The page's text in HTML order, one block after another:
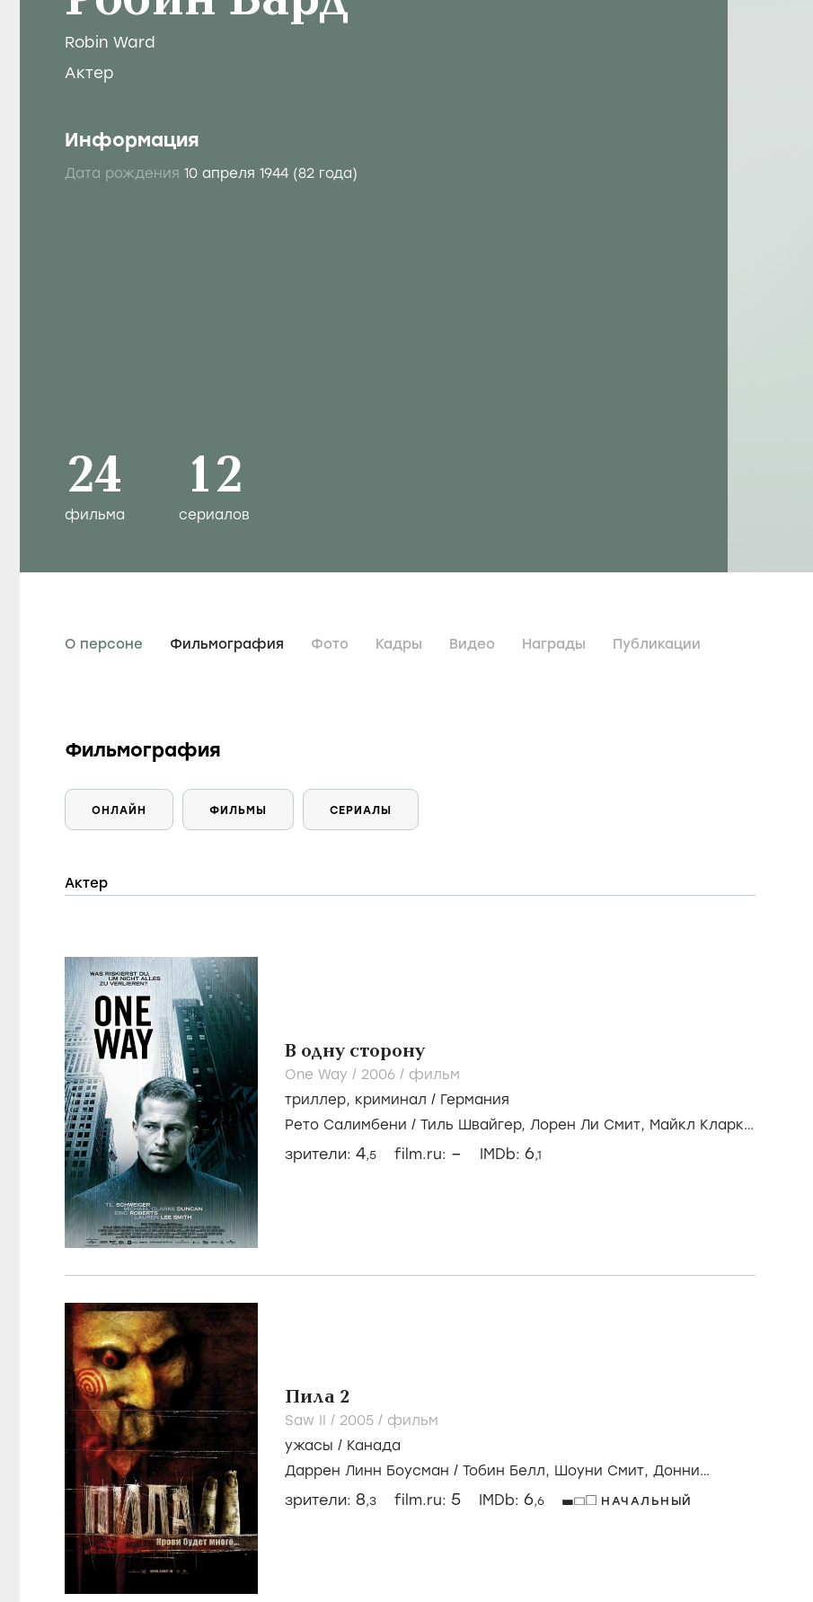
Robin Ward
Актер
Информация
Дата рождения 10 апреля 1944 (82 года)
24
фильма
12
сериалов
О персоне Фильмография Фото Кадры Видео Награды Публикации
Фильмография
ОНЛАЙН ФИЛЬМЫ СЕРИАЛЫ
Актер
В одну сторону
One Way / 2006 / фильм
триллер, криминал / Германия
Рето Салимбени / Тиль Швайгер, Лорен Ли Смит, Майкл Кларк
зрители: 4,5 film.ru: – IMDb: 6,1
Пила 2
Saw II / 2005 / фильм
ужасы / Канада
Даррен Линн Боусман / Тобин Белл, Шоуни Смит, Донни
зрители: 8,3 film.ru: 5 IMDb: 6,6 НАЧАЛЬНЫЙ